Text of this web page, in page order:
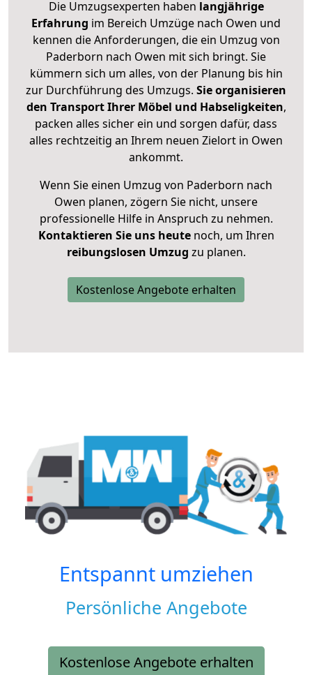
Die Umzugsexperten haben langjährige
Erfahrung im Bereich Umzüge nach Owen und
kennen die Anforderungen, die ein Umzug von
Paderborn nach Owen mit sich bringt. Sie
kümmern sich um alles, von der Planung bis hin
zur Durchführung des Umzugs. Sie organisieren
den Transport Ihrer Möbel und Habseligkeiten,
packen alles sicher ein und sorgen dafür, dass
alles rechtzeitig an Ihrem neuen Zielort in Owen
ankommt.
Wenn Sie einen Umzug von Paderborn nach
Owen planen, zögern Sie nicht, unsere
professionelle Hilfe in Anspruch zu nehmen.
Kontaktieren Sie uns heutenoch, um Ihren
reibungslosen Umzug zu planen.
Kostenlose Angebote erhalten
Entspannt umziehen
Persönliche Angebote
Kostenlose Angebote erhalten